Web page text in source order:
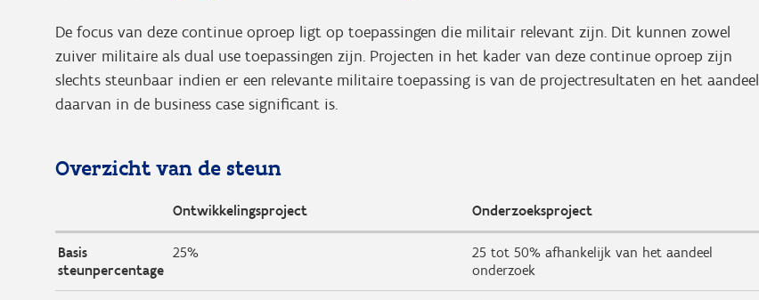
De focus van deze continue oproep ligt op toepassingen die militair relevant zijn. Dit kunnen zowel
zuiver militaire als dual use toepassingen zijn. Projecten in het kader van deze continue oproep zijn
slechts steunbaar indien er een relevante militaire toepassing is van de projectresultaten en het aandeel
daarvan in de business case significant is.
Overzicht van de steun
Ontwikkelingsproject Onderzoeksproject
Basis
steunpercentage
25%
25 tot 50% afhankelijk van het aandeel
onderzoek